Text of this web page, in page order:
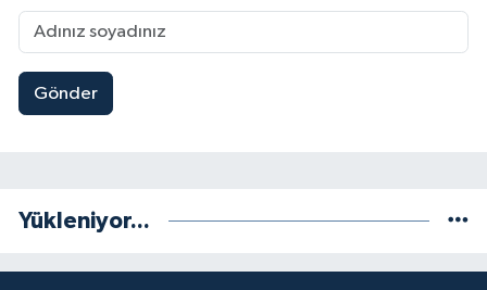
Gönder
Yükleniyor...